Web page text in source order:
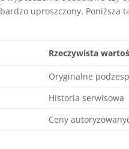
uproszczony. Poniższa
Rzeczywista
Oryginalne
Historia serwisowa
Ceny